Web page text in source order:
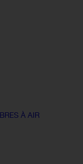
À AIR